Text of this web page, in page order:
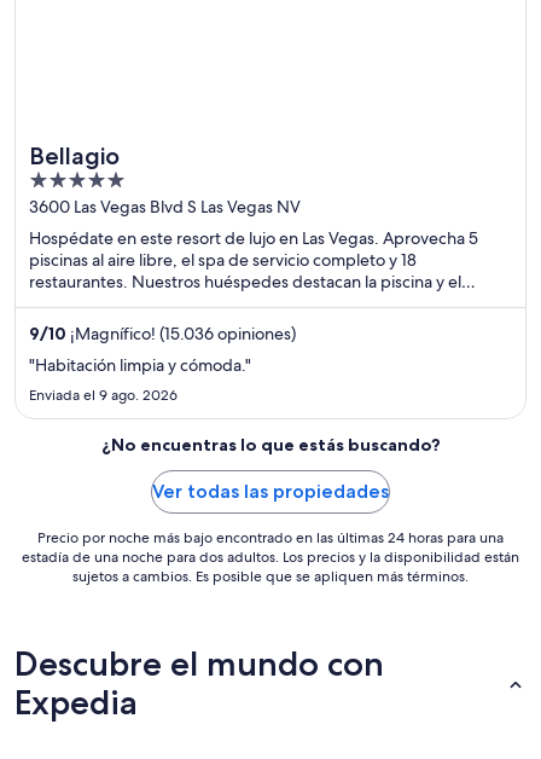
Bellagio
5
out
of
5
3600 Las Vegas Blvd S Las Vegas NV
Hospédate en este resort de lujo en Las Vegas. Aprovecha 5
piscinas al aire libre, el spa de servicio completo y 18
restaurantes. Nuestros huéspedes destacan la piscina y el
restaurante en sus opiniones. Estarás muy cerca de atracciones
como Bellagio Casino y Fuentes de Bellagio.
9/10 ¡Magnífico! (15.036 opiniones)
"Habitación limpia y cómoda."
Enviada el 9 ago. 2026
¿No encuentras lo que estás buscando?
Ver todas las propiedades
Precio por noche más bajo encontrado en las últimas 24 horas para una
estadía de una noche para dos adultos. Los precios y la disponibilidad están
sujetos a cambios. Es posible que se apliquen más términos.
Descubre el mundo con
Expedia